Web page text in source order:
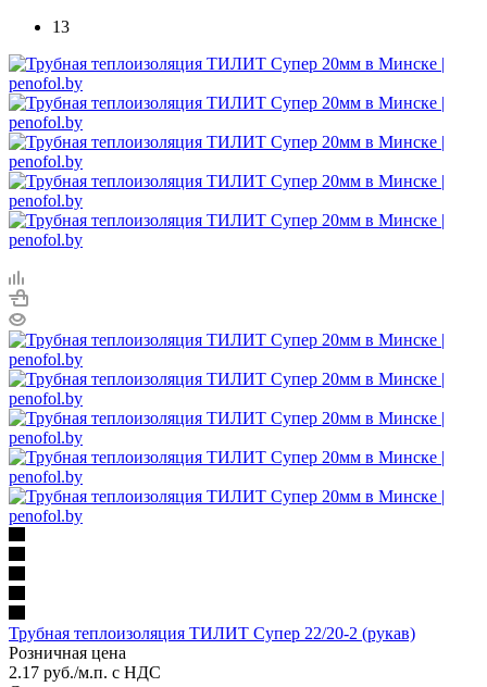
13
Трубная теплоизоляция ТИЛИТ Супер 22/20-2 (рукав)
Розничная цена
2.17 руб./м.п. с НДС